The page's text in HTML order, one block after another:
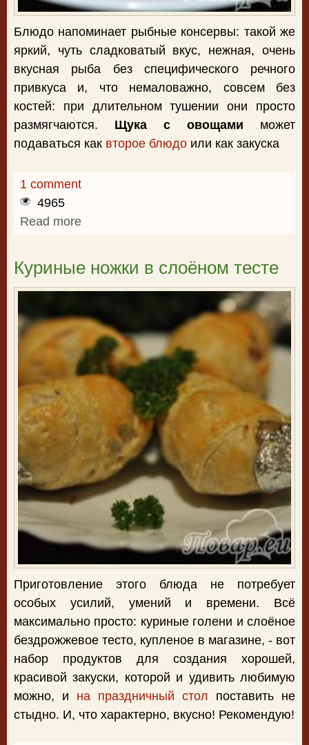
Блюдо напоминает рыбные консервы: такой же
яркий, чуть сладковатый вкус, нежная, очень
вкусная рыба без специфического речного
привкуса и, что немаловажно, совсем без
костей: при длительном тушении они просто
размягчаются. Щука с овощами может
подаваться как второе блюдо или как закуска
1 comment
4965
Read more
Куриные ножки в слоёном тесте
Приготовление этого блюда не потребует
особых усилий, умений и времени. Всё
максимально просто: куриные голени и слоёное
бездрожжевое тесто, купленое в магазине, - вот
набор продуктов для создания хорошей,
красивой закуски, которой и удивить любимую
можно, и на праздничный стол поставить не
стыдно. И, что характерно, вкусно! Рекомендую!